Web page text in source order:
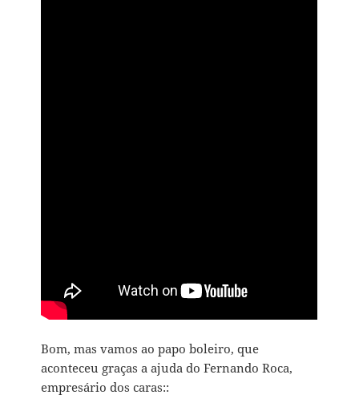
Bom, mas vamos ao papo boleiro, que
aconteceu graças a ajuda do Fernando Roca,
empresário dos caras::